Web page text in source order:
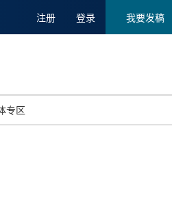
注册 登录 我要发稿
专区